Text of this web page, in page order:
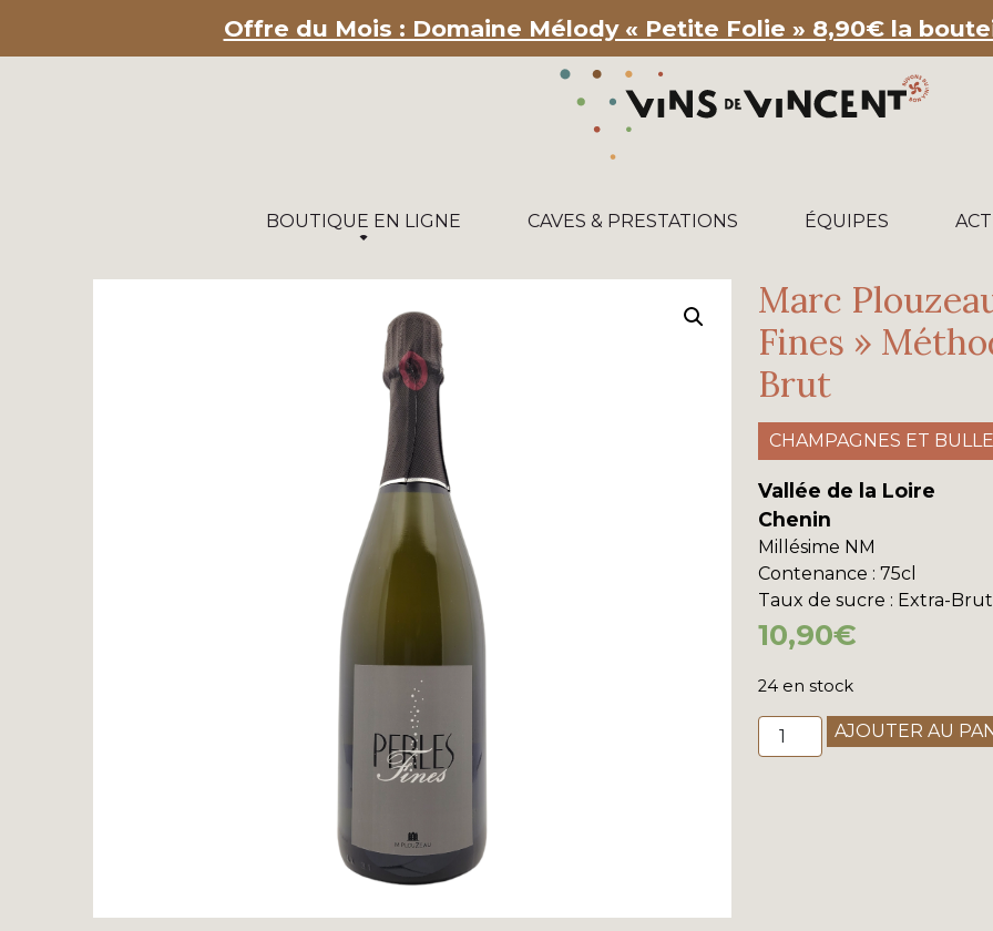
Offre du Mois : Domaine Mélody « Petite Folie » 8,90€ la
BOUTIQUE EN LIGNE CAVES & PRESTATIONS ÉQUIPES
Marc
Fines »
Brut
CHAMPAGNES ET
Vallée de la Loire
Chenin
Millésime NM
Contenance : 75cl
Taux de sucre : Extra-Brut
10,90€
24 en stock
quantité
de
AJOUTER AU